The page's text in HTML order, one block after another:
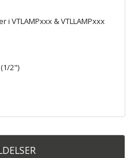
VTLAMPxxx & VTLLAMPxxx
2")